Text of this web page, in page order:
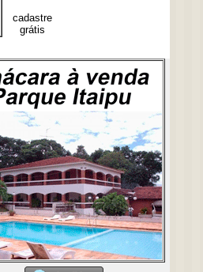
cadastre
grátis